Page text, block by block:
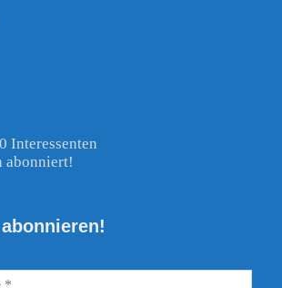
Interessenten
abonniert!